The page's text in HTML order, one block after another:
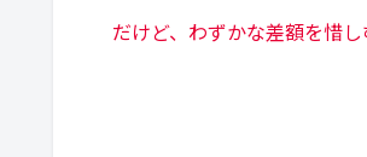
だけど、わずかな差額を惜